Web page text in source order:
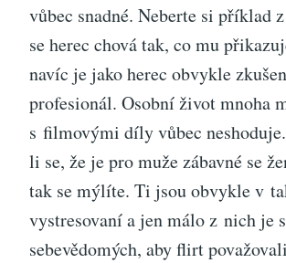
vůbec snadné. Neberte si příklad
se herec chová tak, co mu
navíc je jako herec obvykle
profesionál. Osobní život mnoha
s filmovými díly vůbec
li se, že je pro muže zábavné se
tak se mýlíte. Ti jsou obvykle v
vystresovaní a jen málo z nich je
sebevědomých, aby flirt